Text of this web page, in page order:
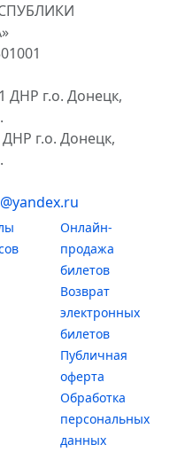
ДНР г.о. Донецк,
г.о. Донецк,
Онлайн-
продажа
билетов
Возврат
электронных
билетов
Публичная
оферта
Обработка
персональных
данных